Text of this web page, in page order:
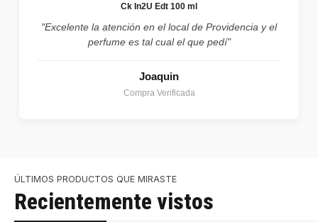
Ck In2U Edt 100 ml
"Excelente la atención en el local de Providencia y el
perfume es tal cual el que pedí"
Joaquin
Compra Verificada
ÚLTIMOS PRODUCTOS QUE MIRASTE
Recientemente vistos